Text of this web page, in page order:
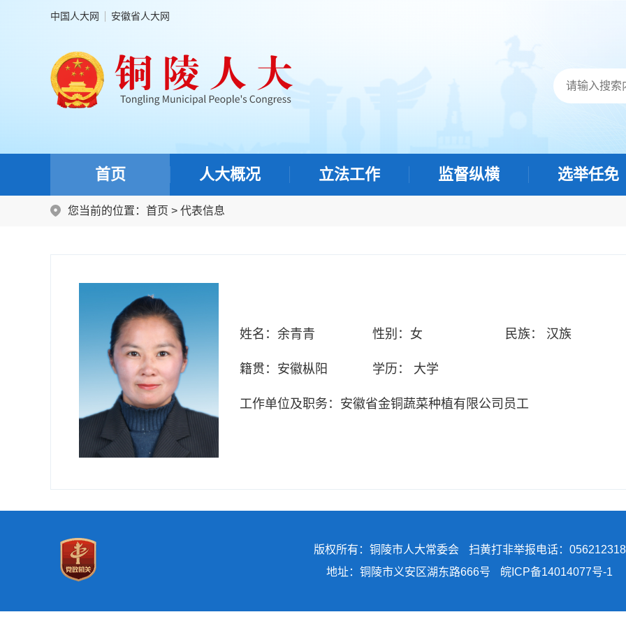
中国人大网 安徽省人大网
首页 人大概况 立法工作 监督纵横 选举任免
您当前的位置： 首页 > 代表信息
姓名： 余青青 性别： 女 民族： 汉族
籍贯： 安徽枞阳 学历： 大学
工作单位及职务： 安徽省金铜蔬菜种植有限公司员工
版权所有：铜陵市人大常委会
扫黄打非举报电话：056212318
地址：铜陵市义安区湖东路666号
皖ICP备14014077号-1